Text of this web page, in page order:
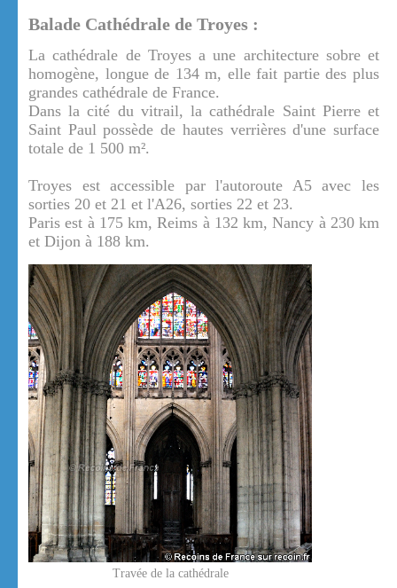
Balade Cathédrale de Troyes :
La cathédrale de Troyes a une architecture sobre et
homogène, longue de 134 m, elle fait partie des plus
grandes cathédrale de France.
Dans la cité du vitrail, la cathédrale Saint Pierre et
Saint Paul possède de hautes verrières d'une surface
totale de 1 500 m².
Troyes est accessible par l'autoroute A5 avec les
sorties 20 et 21 et l'A26, sorties 22 et 23.
Paris est à 175 km, Reims à 132 km, Nancy à 230 km
et Dijon à 188 km.
Travée de la cathédrale